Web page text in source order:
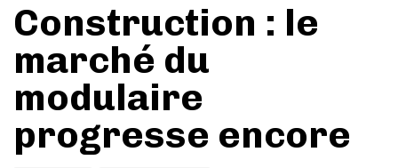
Construction : le
marché du
modulaire
progresse encore